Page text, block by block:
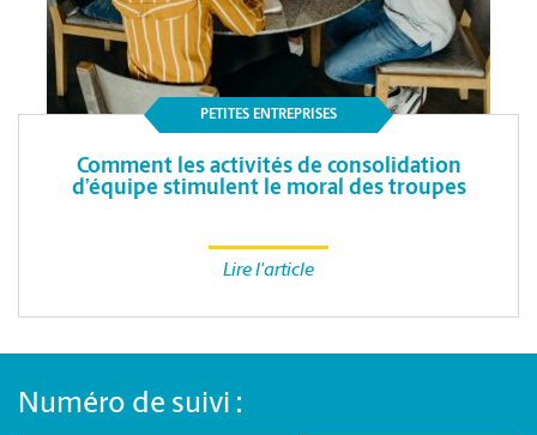
PETITES ENTREPRISES
Comment les activités de consolidation
d’équipe stimulent le moral des troupes
Lire l'article
Numéro de suivi :